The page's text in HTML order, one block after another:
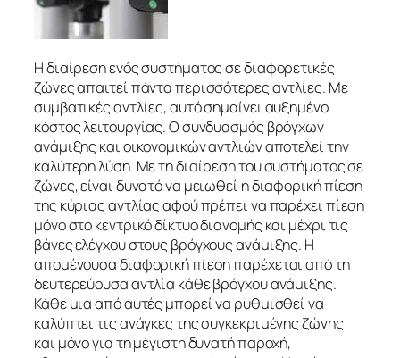
Η διαίρεση ενός συστήματος σε διαφορετικές
ζώνες απαιτεί πάντα περισσότερες αντλίες. Με
συμβατικές αντλίες, αυτό σημαίνει αυξημένο
κόστος λειτουργίας. Ο συνδυασμός βρόγχων
ανάμιξης και οικονομικών αντλιών αποτελεί την
καλύτερη λύση. Με τη διαίρεση του συστήματος σε
ζώνες, είναι δυνατό να μειωθεί η διαφορική πίεση
της κύριας αντλίας αφού πρέπει να παρέχει πίεση
μόνο στο κεντρικό δίκτυο διανομής και μέχρι τις
βάνες ελέγχου στους βρόγχους ανάμιξης. Η
απομένουσα διαφορική πίεση παρέχεται από τη
δευτερεύουσα αντλία κάθε βρόγχου ανάμιξης.
Κάθε μια από αυτές μπορεί να ρυθμισθεί να
καλύπτει τις ανάγκες της συγκεκριμένης ζώνης
και μόνο για τη μέγιστη δυνατή παροχή,